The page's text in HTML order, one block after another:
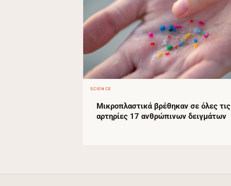
SCIENCE
Μικροπλαστικά βρέθηκαν σε όλες τις
αρτηρίες 17 ανθρώπινων δειγμάτων